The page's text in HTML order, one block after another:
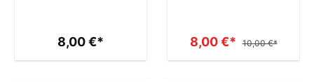
8,00 €* 8,00 €* 10,00 €*